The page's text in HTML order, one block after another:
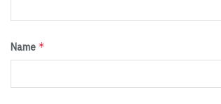
Name *